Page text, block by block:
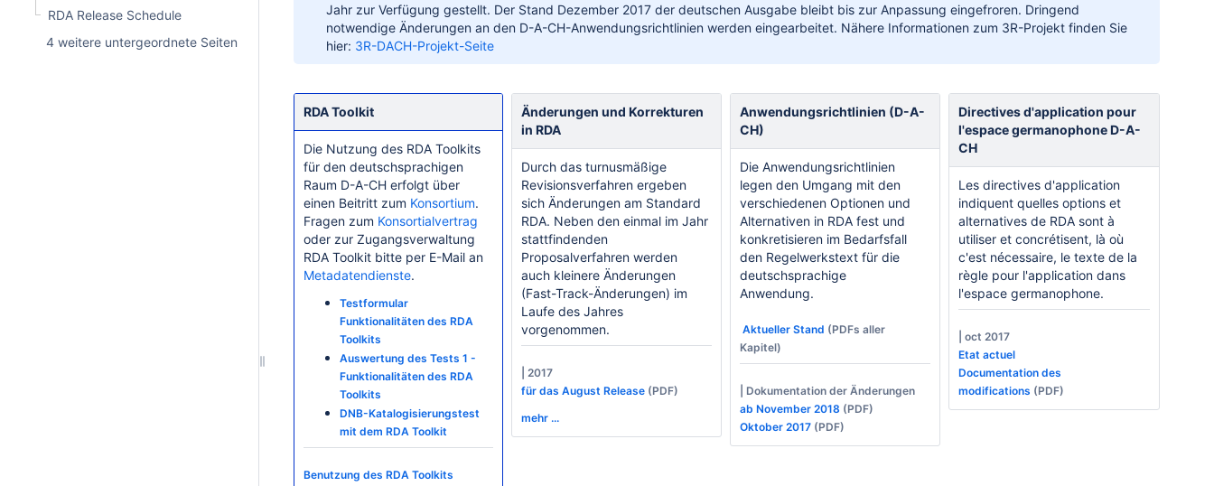
RDA Release Schedule
4 weitere untergeordnete Seiten
Jahr zur Verfügung gestellt. Der Stand Dezember 2017 der deutschen Ausgabe bleibt bis zur Anpassung eingefroren. Dringend
notwendige Änderungen an den D-A-CH-Anwendungsrichtlinien werden eingearbeitet. Nähere Informationen zum 3R-Projekt finden Sie
hier: 3R-DACH-Projekt-Seite
RDA Toolkit
Die Nutzung des RDA Toolkits
für den deutschsprachigen
Raum D-A-CH erfolgt über
einen Beitritt zum Konsortium.
Fragen zum Konsortialvertrag
oder zur Zugangsverwaltung
RDA Toolkit bitte per E-Mail an
Metadatendienste.
Testformular
Funktionalitäten des RDA
Toolkits
Auswertung des Tests 1 -
Funktionalitäten des RDA
Toolkits
DNB-Katalogisierungstest
mit dem RDA Toolkit
Benutzung des RDA Toolkits
Änderungen und Korrekturen
in RDA
Durch das turnusmäßige
Revisionsverfahren ergeben
sich Änderungen am Standard
RDA. Neben den einmal im Jahr
stattfindenden
Proposalverfahren werden
auch kleinere Änderungen
(Fast-Track-Änderungen) im
Laufe des Jahres
vorgenommen.
2017
für das August Release (PDF)
mehr ...
Anwendungsrichtlinien (D-A-
CH)
Die Anwendungsrichtlinien
legen den Umgang mit den
verschiedenen Optionen und
Alternativen in RDA fest und
konkretisieren im Bedarfsfall
den Regelwerkstext für die
deutschsprachige
Anwendung.
Aktueller Stand (PDFs aller
Kapitel)
| Dokumentation der Änderungen
ab November 2018 (PDF)
Oktober 2017 (PDF)
Directives d'application pour
l'espace germanophone D-A-
CH
Les directives d'application
indiquent quelles options et
alternatives de RDA sont à
utiliser et concrétisent, là où
c'est nécessaire, le texte de la
règle pour l'application dans
l'espace germanophone.
| oct 2017
Etat actuel
Documentation des
modifications (PDF)